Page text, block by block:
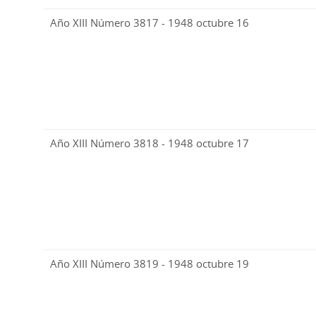
Año XIII Número 3817 - 1948 octubre 16
Año XIII Número 3818 - 1948 octubre 17
Año XIII Número 3819 - 1948 octubre 19